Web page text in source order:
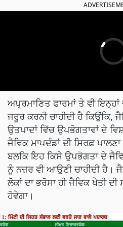
ਅਪ੍ਰਮਾਣਿਤ ਫਾਰਮਾਂ ਤੇ ਵੀ ਇਨ੍ਹਾਂ
ਜਰੂਰ ਕਰਨੀ ਚਾਹੀਦੀ ਹੈ ਕਿਉਂਕਿ,
ਉਤਪਾਦਾਂ ਵਿੱਚ ਉਪਭੋਗਤਾਵਾਂ ਦੇ
ਜੈਵਿਕ ਮਾਪਦੰਡਾਂ ਦੀ ਸਿਰਫ਼ ਪਾਲਣਾ
ਬਲਕਿ ਇਹ ਕਿਸੇ ਉਪਭੋਗਤਾ ਦੇ
ਨੂੰ ਨਜ਼ਰ ਵੀ ਆਉਣੀ ਚਾਹੀਦੀ ਹੈ।
ਲੋਕਾਂ ਦਾ ਭਰੋਸਾ ਹੀ ਜੈਵਿਕ ਖੇਤੀ
ਹੋਵੇਗਾ।